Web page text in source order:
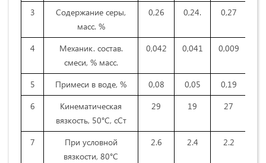
3
Содержание серы,
масс. %
0,26 0,24. 0,27
4
Механик. состав.
смеси, % масс.
0,042 0,041 0,009
5 Примеси в воде, % 0,08 0,05 0,19
6
Кинематическая
вязкость, 50°С, сСт
29 19 27
7
При условной
вязкости, 80°С
2.6 2.4 2.2